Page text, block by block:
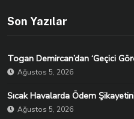
Son Yazılar
Togan Demircan’dan ‘Geçici
Ağustos 5, 2026
Sıcak Havalarda Ödem
Ağustos 5, 2026